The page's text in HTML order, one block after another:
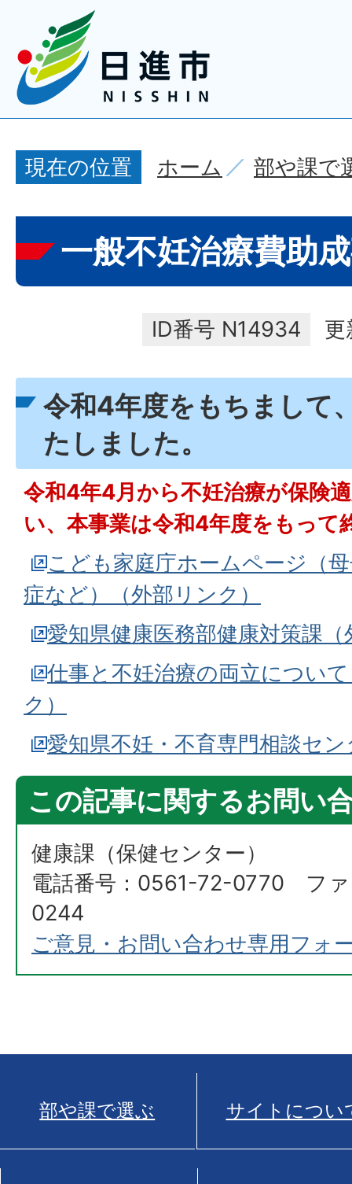
現在の位置 ホーム 部や課で
一般不妊治療費助
ID番号 N14934 更
令和4年度をもちまして
たしました。
令和4年4月から不妊治療が保険
い、本事業は令和4年度をもって
こども家庭庁ホームページ（
症など）（外部リンク）
愛知県健康医務部健康対策課
仕事と不妊治療の両立につい
ク）
愛知県不妊・不育専門相談セン
この記事に関するお問い
健康課（保健センター）
電話番号：0561-72-0770 フ
0244
ご意見・お問い合わせ専用フォ
部や課で選ぶ サイトについ